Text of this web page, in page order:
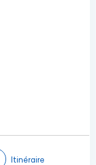
Itinéraire